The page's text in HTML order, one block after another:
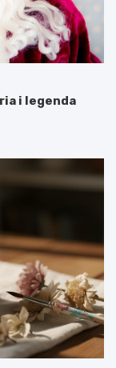
i legenda